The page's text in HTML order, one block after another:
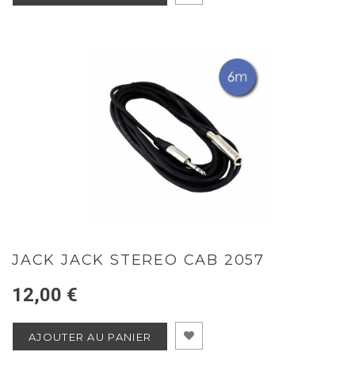
JACK JACK STEREO CAB 2057
12,00 €
AJOUTER AU PANIER